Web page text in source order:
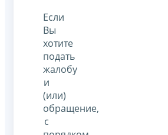
Если
Вы
хотите
подать
жалобу
и
(или)
обращение,
с